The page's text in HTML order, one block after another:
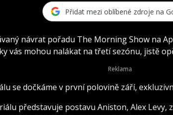
Přidat mezi oblíbené zdroje na
návrat pořadu The Morning Show na
vás mohou nalákat na třetí sezónu, jistě
se dočkáme v první polovině září,
představuje postavu Aniston, Alex Levy,